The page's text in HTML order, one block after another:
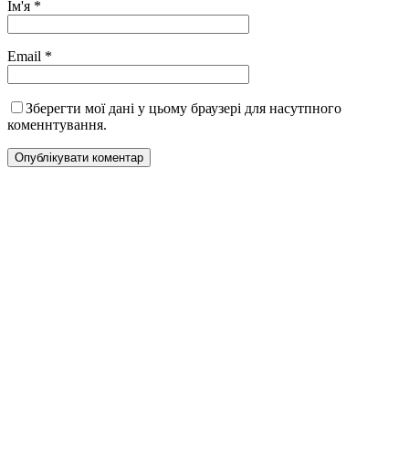
Ім'я *
Email *
Зберегти мої дані у цьому браузері для насутпного
коменнтування.